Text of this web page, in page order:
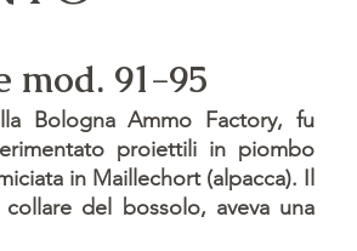
mod. 91-95
Bologna Ammo Factory, fu
proiettili in piombo
in Maillechort (alpacca). Il
del bossolo, aveva una